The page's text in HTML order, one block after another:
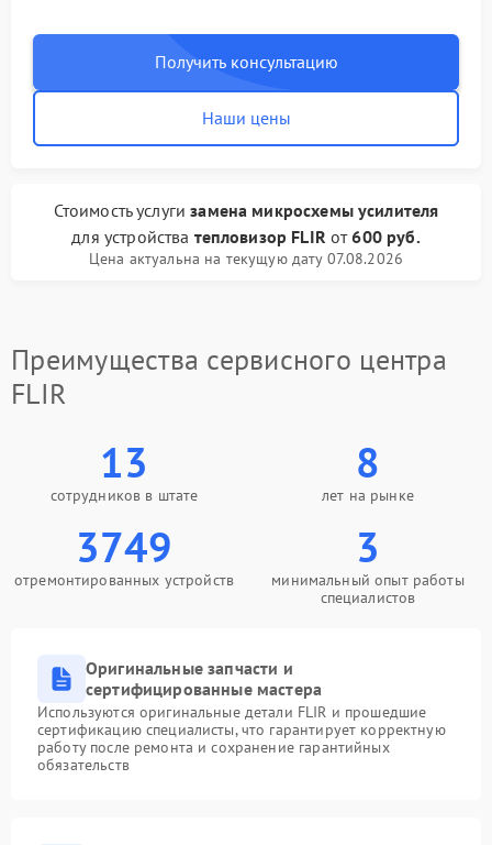
Получить консультацию
Наши цены
Стоимость услугизамена микросхемы усилителя
для устройства тепловизор FLIR от600 руб.
Цена актуальна на текущую дату 07.08.2026
Преимущества сервисного центра
FLIR
13
сотрудников в штате
8
лет на рынке
3749
отремонтированных устройств
3
минимальный опыт работы
специалистов
Оригинальные запчасти и
сертифицированные мастера
Используются оригинальные детали FLIR и прошедшие
сертификацию специалисты, что гарантирует корректную
работу после ремонта и сохранение гарантийных
обязательств